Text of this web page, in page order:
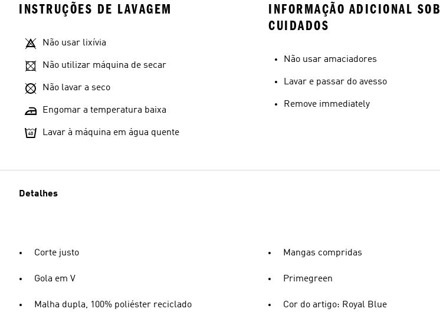
INSTRUÇÕES DE LAVAGEM
Não usar lixívia
Não utilizar máquina de secar
Não lavar a seco
Engomar a temperatura baixa
Lavar à máquina em água quente
INFORMAÇÃO ADICIONAL
CUIDADOS
Não usar amaciadores
Lavar e passar do avesso
Remove immediately
Detalhes
Corte justo
Gola em V
Malha dupla, 100% poliéster reciclado
Mangas compridas
Primegreen
Cor do artigo: Royal Blue